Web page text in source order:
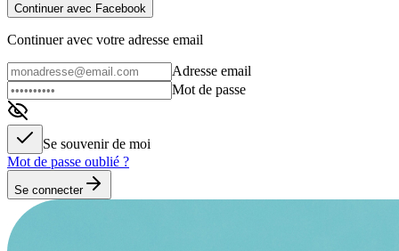
Continuer avec Facebook
Continuer avec votre adresse email
Adresse email
Mot de passe
Se souvenir de moi
Mot de passe oublié ?
Se connecter